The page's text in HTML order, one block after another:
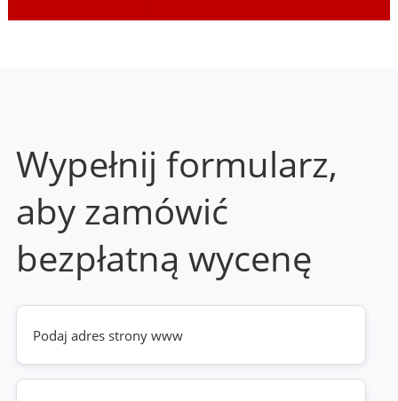
Wypełnij formularz,
aby zamówić
bezpłatną wycenę
Twoja
strona
www
(wymagane)
Telefon